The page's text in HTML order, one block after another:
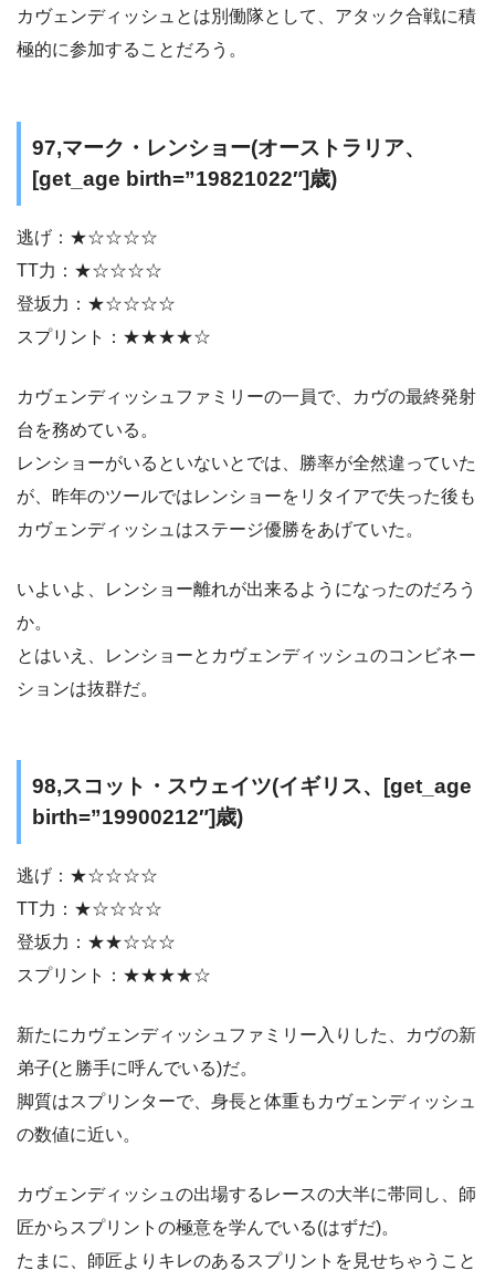
カヴェンディッシュとは別働隊として、アタック合戦に積
極的に参加することだろう。
97,マーク・レンショー(オーストラリア、
[get_age birth=”19821022″]歳)
逃げ：★☆☆☆☆
TT力：★☆☆☆☆
登坂力：★☆☆☆☆
スプリント：★★★★☆
カヴェンディッシュファミリーの一員で、カヴの最終発射
台を務めている。
レンショーがいるといないとでは、勝率が全然違っていた
が、昨年のツールではレンショーをリタイアで失った後も
カヴェンディッシュはステージ優勝をあげていた。
いよいよ、レンショー離れが出来るようになったのだろう
か。
とはいえ、レンショーとカヴェンディッシュのコンビネー
ションは抜群だ。
98,スコット・スウェイツ(イギリス、[get_age
birth=”19900212″]歳)
逃げ：★☆☆☆☆
TT力：★☆☆☆☆
登坂力：★★☆☆☆
スプリント：★★★★☆
新たにカヴェンディッシュファミリー入りした、カヴの新
弟子(と勝手に呼んでいる)だ。
脚質はスプリンターで、身長と体重もカヴェンディッシュ
の数値に近い。
カヴェンディッシュの出場するレースの大半に帯同し、師
匠からスプリントの極意を学んでいる(はずだ)。
たまに、師匠よりキレのあるスプリントを見せちゃうこと